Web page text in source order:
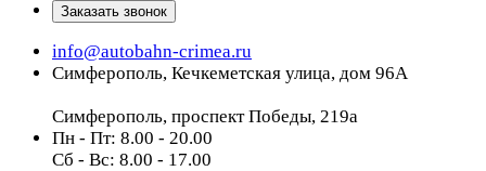
Заказать звонок
info@autobahn-crimea.ru
Симферополь, Кечкеметская улица, дом 96А
Симферополь, проспект Победы, 219а
Пн - Пт: 8.00 - 20.00
Сб - Вс: 8.00 - 17.00